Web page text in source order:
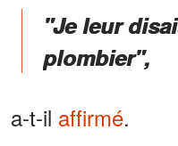
"Je leur
plombier",
a-t-il affirmé.